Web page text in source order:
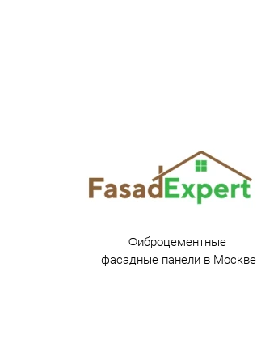
Фиброцементные
фасадные панели в Москве